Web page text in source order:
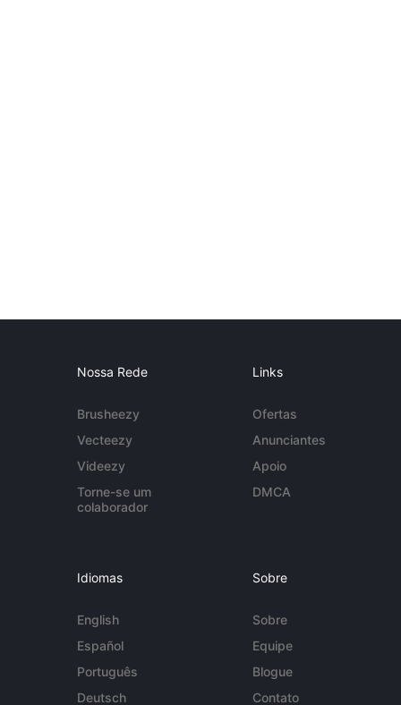
Nossa Rede
Brusheezy
Vecteezy
Videezy
Torne-se um
colaborador
Links
Ofertas
Anunciantes
Apoio
DMCA
Idiomas
English
Español
Português
Deutsch
Sobre
Sobre
Equipe
Blogue
Contato